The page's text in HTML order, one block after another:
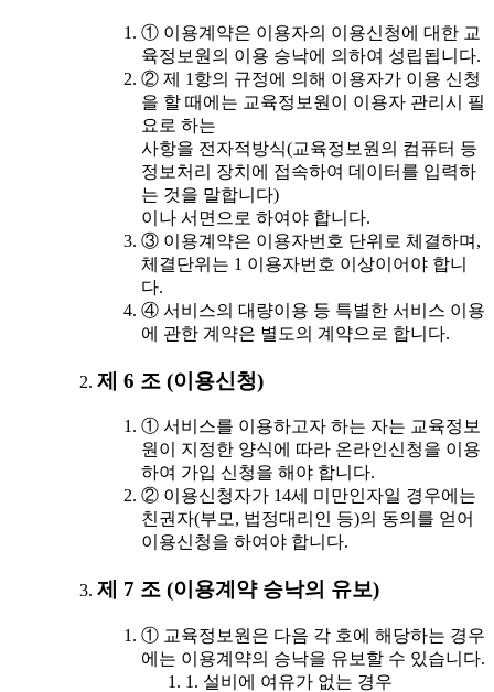
① 이용계약은 이용자의 이용신청에 대한 교
육정보원의 이용 승낙에 의하여 성립됩니다.
② 제 1항의 규정에 의해 이용자가 이용 신청
을 할 때에는 교육정보원이 이용자 관리시 필
요로 하는
사항을 전자적방식(교육정보원의 컴퓨터 등
정보처리 장치에 접속하여 데이터를 입력하
는 것을 말합니다)
이나 서면으로 하여야 합니다.
③ 이용계약은 이용자번호 단위로 체결하며,
체결단위는 1 이용자번호 이상이어야 합니
다.
④ 서비스의 대량이용 등 특별한 서비스 이용
에 관한 계약은 별도의 계약으로 합니다.
제 6 조 (이용신청)
① 서비스를 이용하고자 하는 자는 교육정보
원이 지정한 양식에 따라 온라인신청을 이용
하여 가입 신청을 해야 합니다.
② 이용신청자가 14세 미만인자일 경우에는
친권자(부모, 법정대리인 등)의 동의를 얻어
이용신청을 하여야 합니다.
제 7 조 (이용계약 승낙의 유보)
① 교육정보원은 다음 각 호에 해당하는 경우
에는 이용계약의 승낙을 유보할 수 있습니다.
1. 설비에 여유가 없는 경우